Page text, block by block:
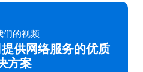
们的视频
供网络服务的优质
方案